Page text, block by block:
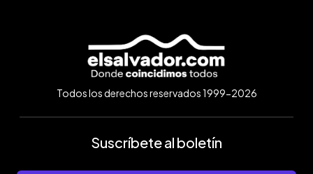
Todos los derechos reservados 1999-2026
Suscríbete al boletín